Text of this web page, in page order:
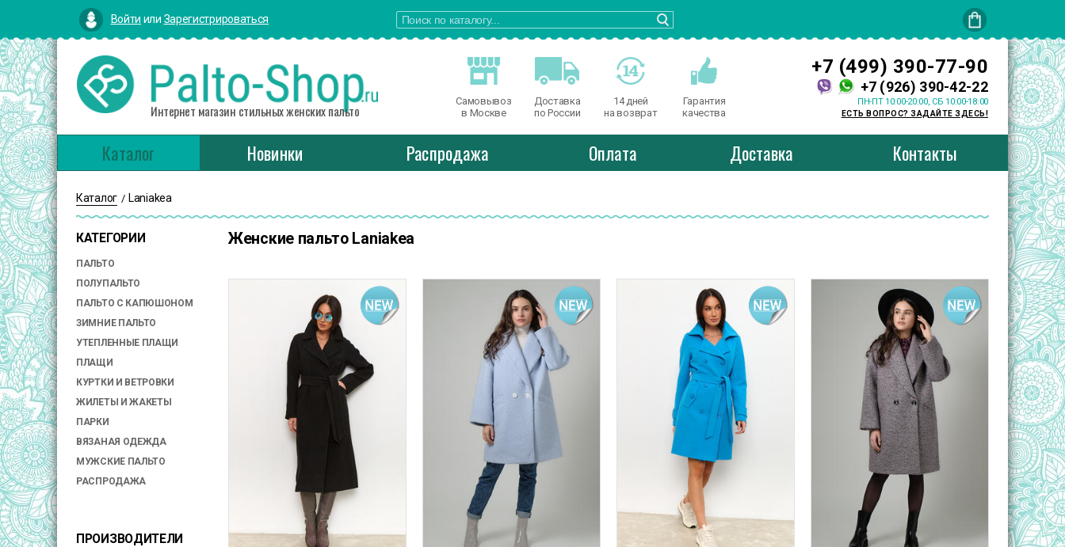
Войти или Зарегистрироваться
Интернет магазин стильных женских пальто
Самовывоз
в Москве
Доставка
по России
14 дней
на возврат
Гарантия
качества
+7 (499) 390-77-90
+7 (926) 390-42-22
ПН-ПТ 10:00-20:00, СБ 10:00-18:00
ЕСТЬ ВОПРОС? ЗАДАЙТЕ ЗДЕСЬ!
Каталог Новинки Распродажа Оплата Доставка Контакты
Каталог / Laniakea
КАТЕГОРИИ
ПАЛЬТО
ПОЛУПАЛЬТО
ПАЛЬТО С КАПЮШОНОМ
ЗИМНИЕ ПАЛЬТО
УТЕПЛЕННЫЕ ПЛАЩИ
ПЛАЩИ
КУРТКИ И ВЕТРОВКИ
ЖИЛЕТЫ И ЖАКЕТЫ
ПАРКИ
ВЯЗАНАЯ ОДЕЖДА
МУЖСКИЕ ПАЛЬТО
РАСПРОДАЖА
ПРОИЗВОДИТЕЛИ
Женские пальто Laniakea